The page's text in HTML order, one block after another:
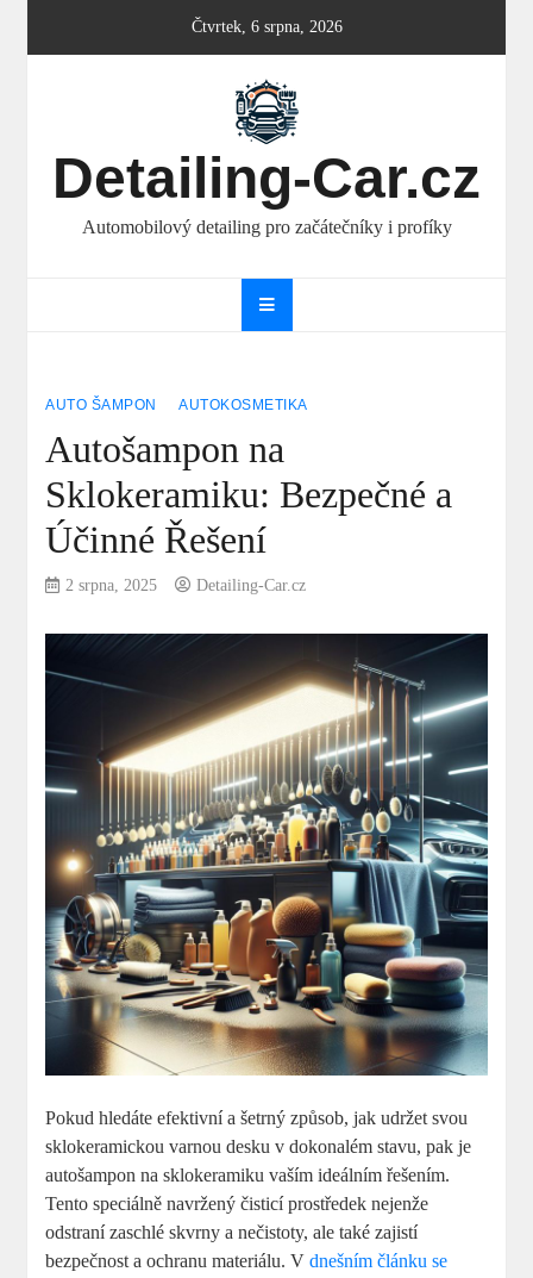
Čtvrtek, 6 srpna, 2026
Detailing-Car.cz
Automobilový detailing pro začátečníky i profíky
AUTO ŠAMPON AUTOKOSMETIKA
Autošampon na
Sklokeramiku: Bezpečné a
Účinné Řešení
2 srpna, 2025 Detailing-Car.cz
Pokud hledáte efektivní a šetrný způsob, jak udržet svou
sklokeramickou varnou desku v dokonalém stavu, pak je
autošampon na sklokeramiku vaším ideálním řešením.
Tento speciálně navržený čisticí prostředek nejenže
odstraní zaschlé skvrny a nečistoty, ale také zajistí
bezpečnost a ochranu materiálu. Vdnešním článku se